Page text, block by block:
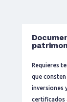
Requieres
que
inversiones
certificados